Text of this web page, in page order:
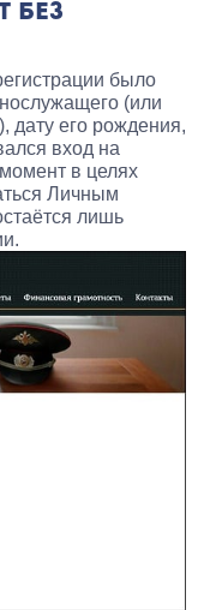
БЕЗ
было
(или
дату его рождения,
вход на
в целях
Личным
лишь